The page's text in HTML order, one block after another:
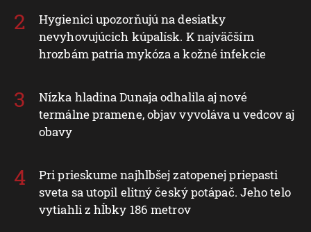
Hygienici upozorňujú na desiatky
nevyhovujúcich kúpalísk. K najväčším
hrozbám patria mykóza a kožné infekcie
Nízka hladina Dunaja odhalila aj nové
termálne pramene, objav vyvoláva u vedcov aj
obavy
Pri prieskume najhlbšej zatopenej priepasti
sveta sa utopil elitný český potápač. Jeho telo
vytiahli z hĺbky 186 metrov